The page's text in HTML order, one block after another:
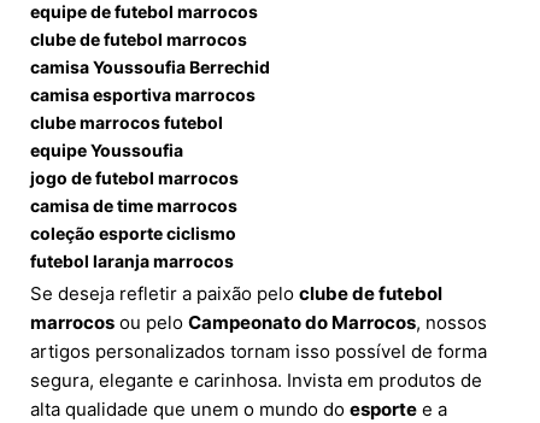
equipe de futebol marrocos
clube de futebol marrocos
camisa Youssoufia Berrechid
camisa esportiva marrocos
clube marrocos futebol
equipe Youssoufia
jogo de futebol marrocos
camisa de time marrocos
coleção esporte ciclismo
futebol laranja marrocos
Se deseja refletir a paixão pelo clube de futebol
marrocos ou pelo Campeonato do Marrocos, nossos
artigos personalizados tornam isso possível de forma
segura, elegante e carinhosa. Invista em produtos de
alta qualidade que unem o mundo do esporte e a